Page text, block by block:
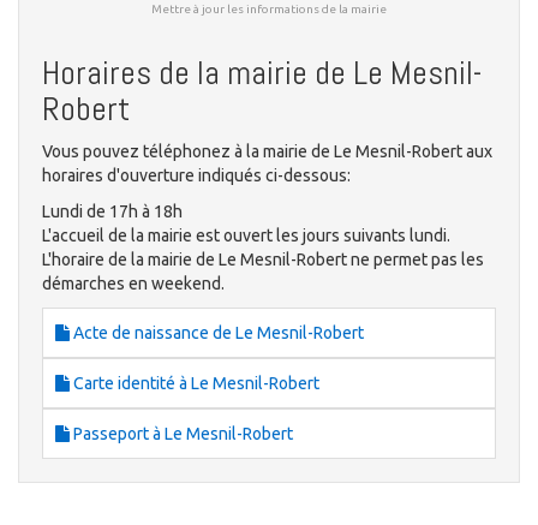
Mettre à jour les informations de la mairie
Horaires de la mairie de Le Mesnil-
Robert
Vous pouvez téléphonez à la mairie de Le Mesnil-Robert aux
horaires d'ouverture indiqués ci-dessous:
Lundi de 17h à 18h
L'accueil de la mairie est ouvert les jours suivants lundi.
L'horaire de la mairie de Le Mesnil-Robert ne permet pas les
démarches en weekend.
Acte de naissance de Le Mesnil-Robert
Carte identité à Le Mesnil-Robert
Passeport à Le Mesnil-Robert